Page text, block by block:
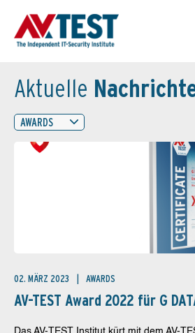
Aktuelle
AWARDS
02. MÄRZ 2023 AWARDS
AV-TEST Award 2022 für G